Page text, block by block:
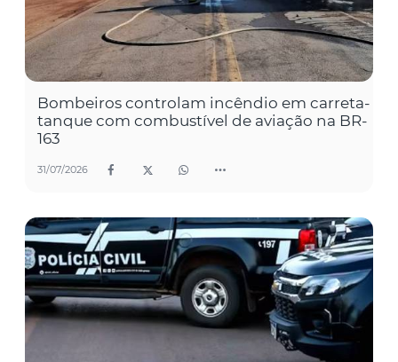
Bombeiros controlam incêndio em carreta-
tanque com combustível de aviação na BR-
163
31/07/2026